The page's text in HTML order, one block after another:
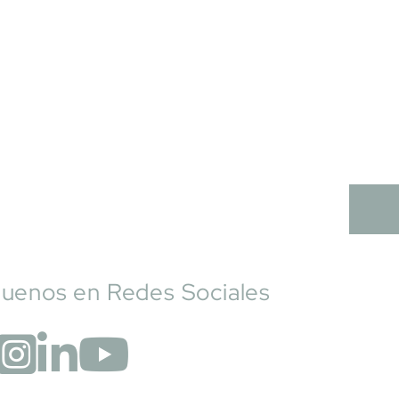
en Redes Sociales